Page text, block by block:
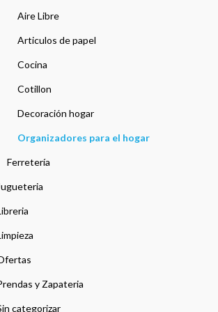
Aire Libre
Articulos de papel
Cocina
Cotillon
Decoración hogar
Organizadores para el hogar
Ferretería
y Zapateria
categorizar